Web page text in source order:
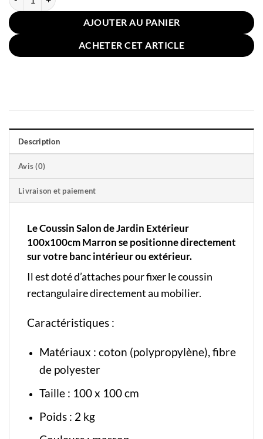
AJOUTER AU PANIER
ACHETER CET ARTICLE
Description
Avis (0)
Livraison et paiement
Le Coussin Salon de Jardin Extérieur
100x100cm Marron se positionne directement
sur votre banc intérieur ou extérieur.
Il est doté d’attaches pour fixer le coussin
rectangulaire directement au mobilier.
Caractéristiques :
Matériaux : coton (polypropylène), fibre
de polyester
Taille : 100 x 100 cm
Poids : 2 kg